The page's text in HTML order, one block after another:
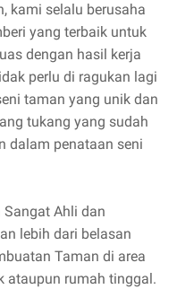
kami selalu berusaha
yang terbaik untuk
dengan hasil kerja
perlu di ragukan lagi
taman yang unik dan
tukang yang sudah
dalam penataan seni
Ahli dan
lebih dari belasan
Taman di area
ataupun rumah tinggal.